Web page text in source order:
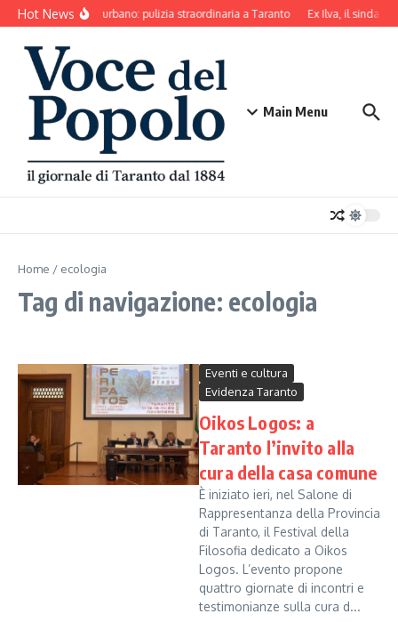
Salta al contenuto
Hot NewsDecoro urbano: pulizia straordinaria a Taranto Ex Ilva, il sindaco
Main Menu
Home / ecologia
Tag di navigazione: ecologia
Eventi e cultura
Evidenza Taranto
Oikos Logos: a
Taranto l’invito alla
cura della casa comune
È iniziato ieri, nel Salone di
Rappresentanza della Provincia
di Taranto, il Festival della
Filosofia dedicato a Oikos
Logos. L’evento propone
quattro giornate di incontri e
testimonianze sulla cura d...